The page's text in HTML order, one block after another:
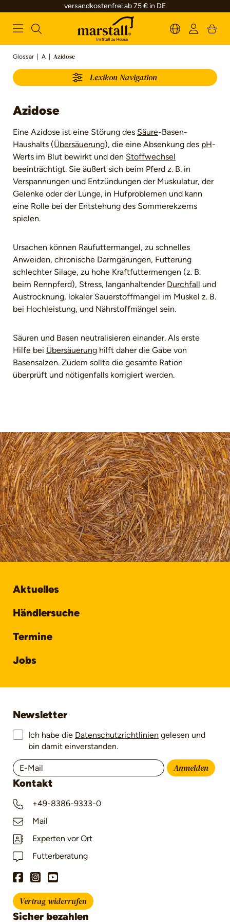
springen
versandkostenfrei ab 75 € in DE
Glossar | A | Azidose
Lexikon Navigation
Azidose
Eine Azidose ist eine Störung des Säure-Basen-
Haushalts (Übersäuerung), die eine Absenkung des pH-
Werts im Blut bewirkt und den Stoffwechsel
beeinträchtigt. Sie äußert sich beim Pferd z. B. in
Verspannungen und Entzündungen der Muskulatur, der
Gelenke oder der Lunge, in Hufproblemen und kann
eine Rolle bei der Entstehung des Sommerekzems
spielen.
Ursachen können Raufuttermangel, zu schnelles
Anweiden, chronische Darmgärungen, Fütterung
schlechter Silage, zu hohe Kraftfuttermengen (z. B.
beim Rennpferd), Stress, langanhaltender Durchfall und
Austrocknung, lokaler Sauerstoffmangel im Muskel z. B.
bei Hochleistung, und Nährstoffmängel sein.
Säuren und Basen neutralisieren einander. Als erste
Hilfe bei Übersäuerung hilft daher die Gabe von
Basensalzen. Zudem sollte die gesamte Ration
überprüft und nötigenfalls korrigiert werden.
Aktuelles
Händlersuche
Termine
Jobs
Newsletter
Ich habe die Datenschutzrichtlinien gelesen und
bin damit einverstanden.
Anmelden
Kontakt
+49-8386-9333-0
Mail
Experten vor Ort
Futterberatung
Vertrag widerrufen
Sicher bezahlen